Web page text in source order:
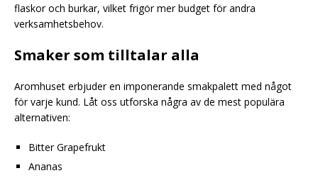
flaskor och burkar, vilket frigör mer budget för andra
verksamhetsbehov.
Smaker som tilltalar alla
Aromhuset erbjuder en imponerande smakpalett med något
för varje kund. Låt oss utforska några av de mest populära
alternativen:
Bitter Grapefrukt
Ananas